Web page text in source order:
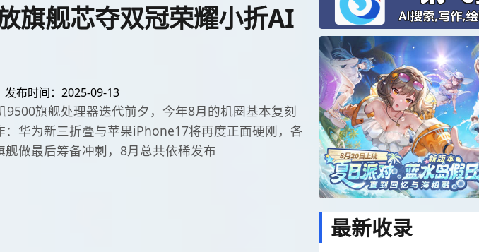
旗舰芯夺双冠荣耀小折AI
发布时间：2025-09-13
9500旗舰处理器迭代前夕，今年8月的机圈基本复刻
：华为新三折叠与苹果iPhone17将再度正面硬刚，各
舰做最后筹备冲刺，8月总共依稀发布
最新收录